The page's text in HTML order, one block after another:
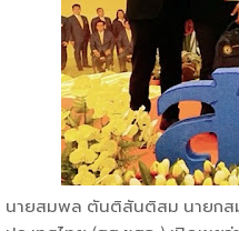
นายสมพล ตันติสันติสม นายกส